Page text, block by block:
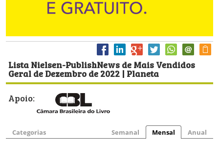
Lista Nielsen-PublishNews de Mais Vendidos
Geral de Dezembro de 2022 | Planeta
Apoio:
Categorias Semanal Mensal Anual